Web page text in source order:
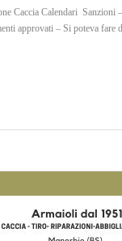
Caccia Calendari
approvati – Si poteva